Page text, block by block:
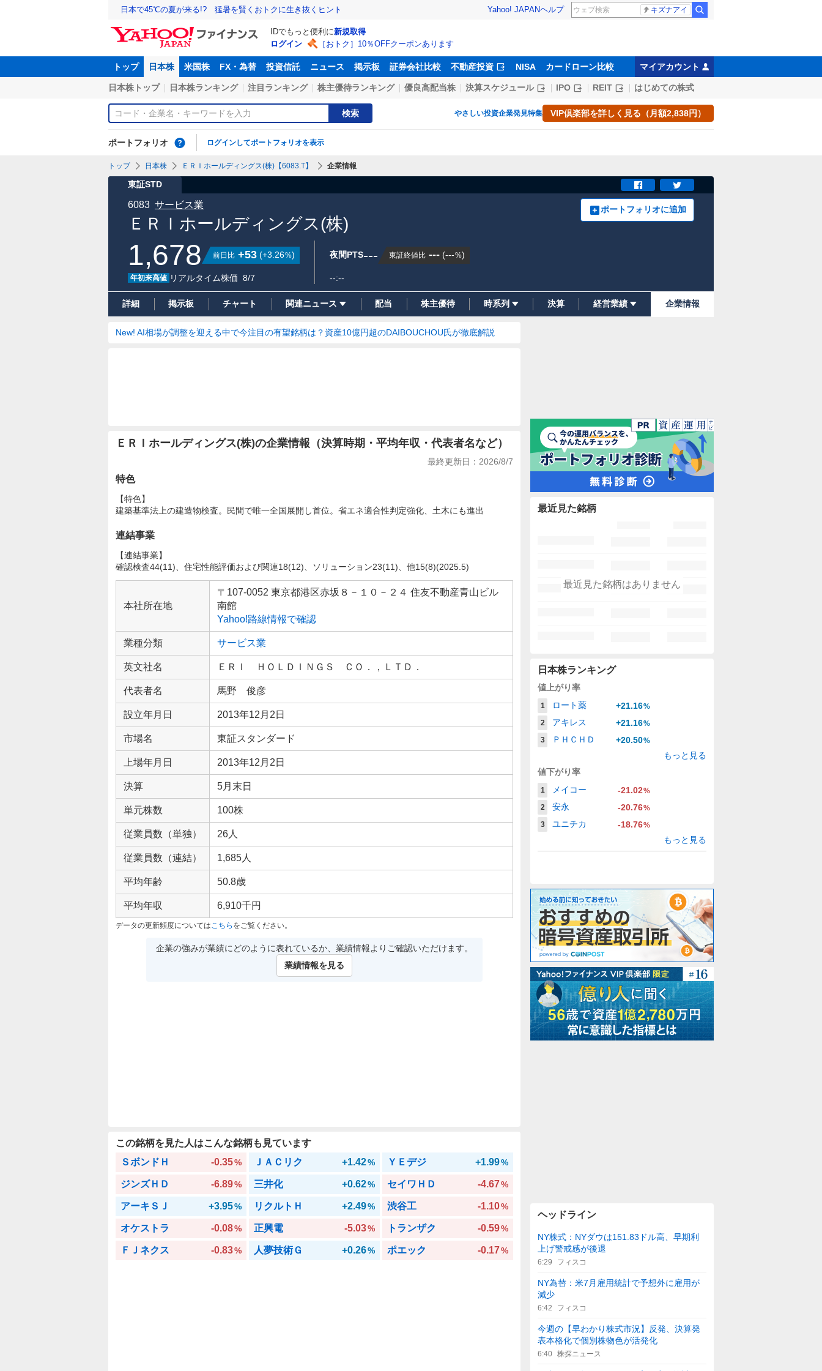
日本で45℃の夏が来る!? 猛暑を賢くおトクに生き抜くヒント Yahoo! JAPANヘルプ キズナアイ
IDでもっと便利に新規取得
ログイン
［おトク］10％OFFクーポンあります
トップ 日本株 米国株 FX・為替 投資信託 ニュース 掲示板 証券会社比較 不動産投資 NISA カードローン比較 マイアカウント
日本株トップ 日本株ランキング 注目ランキング 株主優待ランキング 優良高配当株 決算スケジュール IPO REIT はじめての株式
検索 やさしい投資企業発見特集 VIP倶楽部を詳しく見る（月額2,838円）
ポートフォリオ ログインしてポートフォリオを表示
トップ 日本株 ＥＲＩホールディングス(株)【6083.T】 企業情報
東証STD
ＥＲＩホールディングス(株)
6083 サービス業 ポートフォリオに追加
1,678 前日比 +53 (+3.26%)
年初来高値 リアルタイム株価 8/7
夜間PTS--- 東証終値比 --- (---%)
--:--
詳細 掲示板 チャート 関連ニュース 配当 株主優待 時系列 決算 経営業績 企業情報
New! AI相場が調整を迎える中で今注目の有望銘柄は？資産10億円超のDAIBOUCHOU氏が徹底解説
ＥＲＩホールディングス(株)の企業情報（決算時期・平均年収・代表者名など）
最終更新日： 2026/8/7
特色
【特色】
建築基準法上の建造物検査。民間で唯一全国展開し首位。省エネ適合性判定強化、土木にも進出
連結事業
【連結事業】
確認検査44(11)、住宅性能評価および関連18(12)、ソリューション23(11)、他15(8)(2025.5)
企
情本社所在地
〒107-0052 東京都港区赤坂８－１０－２４ 住友不動産青山ビル
南館
Yahoo!路線情報で確認
業種分類 サービス業
英文社名 ＥＲＩ ＨＯＬＤＩＮＧＳ ＣＯ．，ＬＴＤ．
代表者名 馬野 俊彦
設立年月日 2013年12月2日
市場名 東証スタンダード
上場年月日 2013年12月2日
決算 5月末日
単元株数 100株
従業員数（単独） 26人
従業員数（連結） 1,685人
平均年齢 50.8歳
平均年収 6,910千円
データの更新頻度については こちら をご覧ください。
企業の強みが業績にどのように表れているか、業績情報よりご確認いただけます。
業績情報を見る
この銘柄を見た人はこんな銘柄も見ています
ＳボンドＨ
-0.35% ＪＡＣリク +1.42% ＹＥデジ +1.99%
ジンズＨＤ -6.89% 三井化 +0.62% セイワＨＤ -4.67%
アーキＳＪ +3.95% リクルトＨ +2.49% 渋谷工 -1.10%
オケストラ -0.08% 正興電 -5.03% トランザク -0.59%
ＦＪネクス -0.83% 人夢技術Ｇ +0.26% ポエック -0.17%
最近見た銘柄
最近見た銘柄はありません
日本株ランキング
値上がり率
1 ロート薬 +21.16%
2
アキレス +21.16%
3
ＰＨＣＨＤ +20.50%
もっと見る
値下がり率
1 メイコー -21.02%
2
安永 -20.76%
3
ユニチカ -18.76%
もっと見る
ヘッドライン
NY株式：NYダウは151.83ドル高、早期利
上げ警戒感が後退
6:29 フィスコ
NY為替：米7月雇用統計で予想外に雇用が
減少
6:42 フィスコ
今週の【早わかり株式市況】反発、決算発
表本格化で個別株物色が活発化
6:40 株探ニュース